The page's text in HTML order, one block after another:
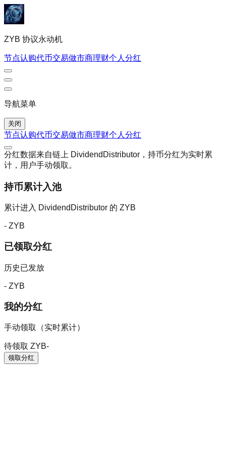
ZYB 协议永动机
节点认购代币交易做市商理财个人 分红
导航菜单
关闭
节点认购代币交易做市商理财个人 分红
分红数据来自链上 DividendDistributor，持币分红为实时累
计，用户手动领取。
持币累计入池
累计进入 DividendDistributor 的 ZYB
- ZYB
已领取分红
历史已发放
- ZYB
我的分红
手动领取（实时累计）
待领取 ZYB-
领取分红